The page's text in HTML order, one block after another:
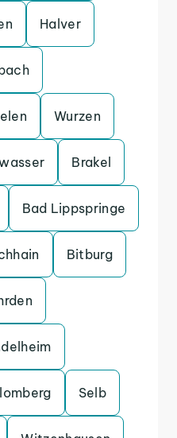
Halver
Wurzen
Brakel
Bad Lippspringe
Bitburg
Selb